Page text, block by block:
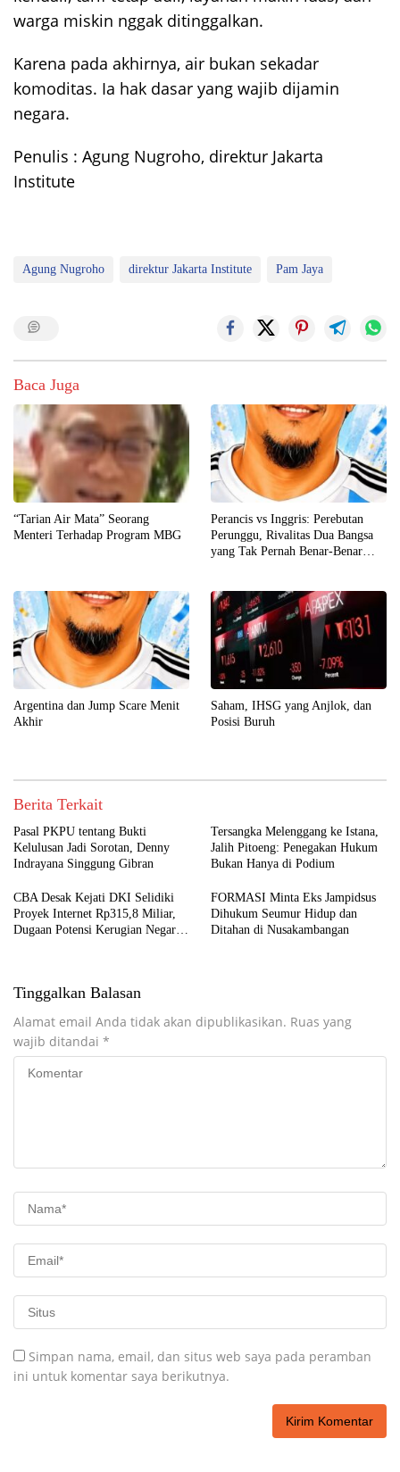
warga miskin nggak ditinggalkan.
Karena pada akhirnya, air bukan sekadar
komoditas. Ia hak dasar yang wajib dijamin
negara.
Penulis : Agung Nugroho, direktur Jakarta
Institute
Agung Nugroho direktur Jakarta Institute Pam Jaya
Baca Juga
“Tarian Air Mata” Seorang
Menteri Terhadap Program MBG
Perancis vs Inggris: Perebutan
Perunggu, Rivalitas Dua Bangsa
yang Tak Pernah Benar-Benar
Argentina dan Jump Scare Menit
Akhir
Saham, IHSG yang Anjlok, dan
Posisi Buruh
Berita Terkait
Pasal PKPU tentang Bukti
Kelulusan Jadi Sorotan, Denny
Indrayana Singgung Gibran
Tersangka Melenggang ke Istana,
Jalih Pitoeng: Penegakan Hukum
Bukan Hanya di Podium
CBA Desak Kejati DKI Selidiki
Proyek Internet Rp315,8 Miliar,
Dugaan Potensi Kerugian Negara
FORMASI Minta Eks Jampidsus
Dihukum Seumur Hidup dan
Ditahan di Nusakambangan
Tinggalkan Balasan
Alamat email Anda tidak akan dipublikasikan. Ruas yang
wajib ditandai *
Simpan nama, email, dan situs web saya pada peramban
ini untuk komentar saya berikutnya.